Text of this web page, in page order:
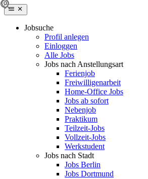
Jobsuche
Profil anlegen
Einloggen
Alle Jobs
Jobs nach Anstellungsart
Ferienjob
Freiwilligenarbeit
Home-Office Jobs
Jobs ab sofort
Nebenjob
Praktikum
Teilzeit-Jobs
Vollzeit-Jobs
Werkstudent
Jobs nach Stadt
Jobs Berlin
Jobs Dortmund